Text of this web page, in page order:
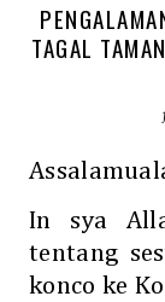
TAGAL
In sya
tentang
konco ke